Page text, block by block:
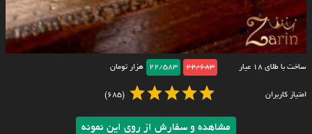
ساخت با طلای ۱۸ عیار 22/683
22/583 هزار تومان
امتیاز کاربران (685)
مشاهده و سفارش از روی این نمونه